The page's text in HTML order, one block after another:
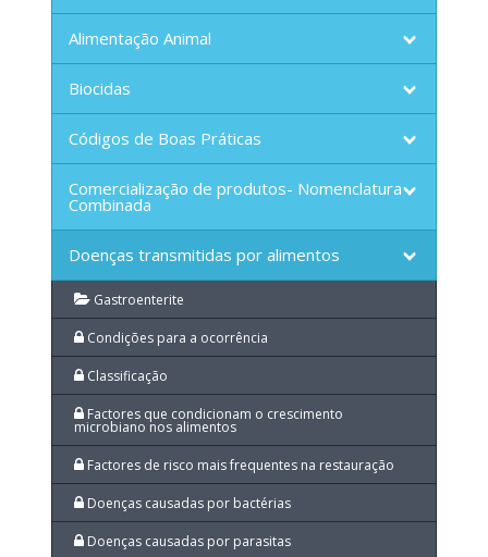
Alimentação Animal
Biocidas
Códigos de Boas Práticas
Comercialização de produtos- Nomenclatura
Combinada
Doenças transmitidas por alimentos
Gastroenterite
Condições para a ocorrência
Classificação
Factores que condicionam o crescimento
microbiano nos alimentos
Factores de risco mais frequentes na restauração
Doenças causadas por bactérias
Doenças causadas por parasitas